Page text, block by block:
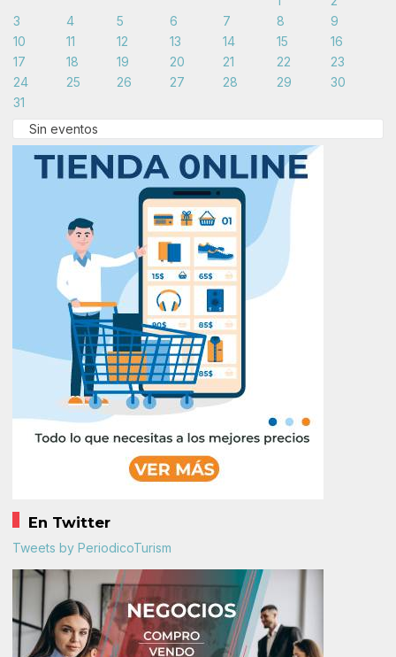
3
4 5 6 7 8
9
10
11 12 13 14 15
16
17
18 19 20 21 22
23
24
25 26 27 28 29
30
31
Sin eventos
En Twitter
Tweets by PeriodicoTurism